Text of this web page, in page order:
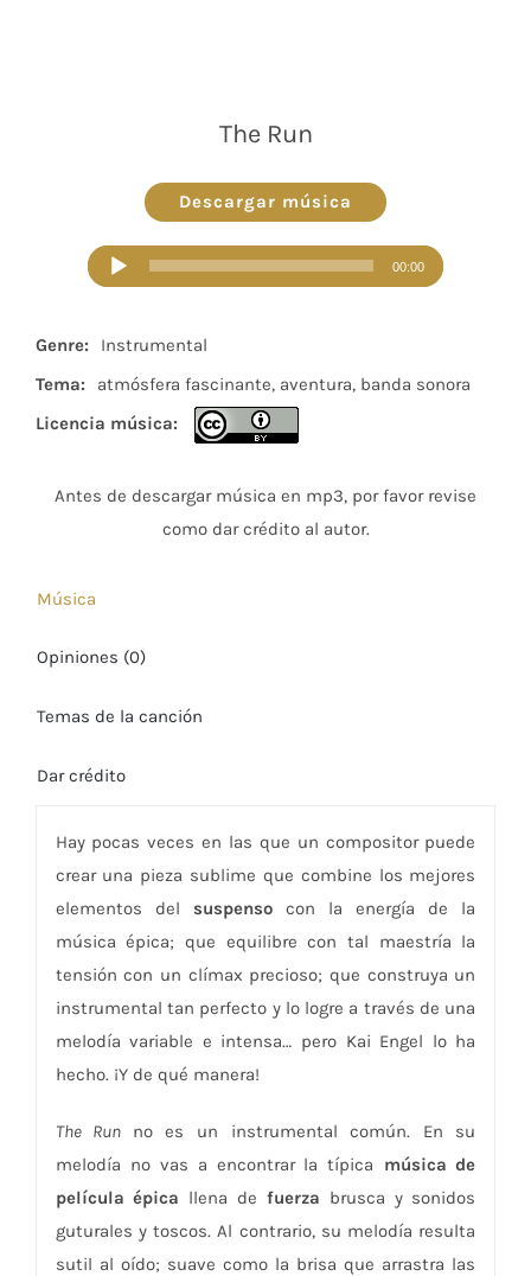
The Run
Descargar música
Reproductor
de
00:00
Genre:
Instrumental
Tema:
atmósfera fascinante, aventura, banda sonora
Licencia música:
Antes de descargar música en mp3, por favor revise
como dar crédito al autor.
Música
Opiniones (0)
Temas de la canción
Dar crédito
Hay pocas veces en las que un compositor puede
crear una pieza sublime que combine los mejores
elementos del suspensocon la energía de la
música épica; que equilibre con tal maestría la
tensión con un clímax precioso; que construya un
instrumental tan perfecto y lo logre a través de una
melodía variable e intensa… pero Kai Engel lo ha
hecho. ¡Y de qué manera!
The Run no es un instrumental común. En su
melodía no vas a encontrar la típica música de
película épica llena de fuerza brusca y sonidos
guturales y toscos. Al contrario, su melodía resulta
sutil al oído; suave como la brisa que arrastra las